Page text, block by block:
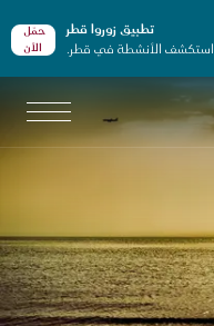
تطبيق زوروا قطر
استكشف الأنشطة في قطر.
حمّل
الأن